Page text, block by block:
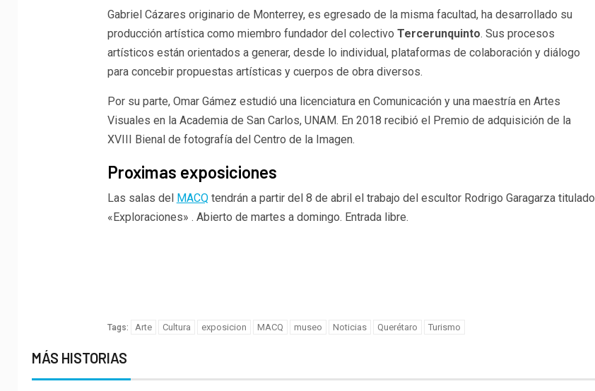
Gabriel Cázares originario de Monterrey, es egresado de la misma facultad, ha desarrollado su
producción artística como miembro fundador del colectivo Tercerunquinto. Sus procesos
artísticos están orientados a generar, desde lo individual, plataformas de colaboración y diálogo
para concebir propuestas artísticas y cuerpos de obra diversos.
Por su parte, Omar Gámez estudió una licenciatura en Comunicación y una maestría en Artes
Visuales en la Academia de San Carlos, UNAM. En 2018 recibió el Premio de adquisición de la
XVIII Bienal de fotografía del Centro de la Imagen.
Proximas exposiciones
Las salas del MACQtendrán a partir del 8 de abril el trabajo del escultor Rodrigo Garagarza titulado
«Exploraciones» . Abierto de martes a domingo. Entrada libre.
Tags: Arte Cultura exposicion MACQ museo Noticias Querétaro Turismo
MÁS HISTORIAS